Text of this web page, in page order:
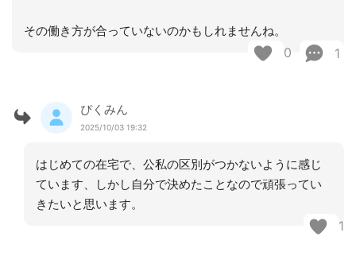
その働き方が合っていないのかもしれませんね。
0 1
ぴくみん
2025/10/03 19:32
はじめての在宅で、公私の区別がつかないように感じ
ています、しかし自分で決めたことなので頑張ってい
きたいと思います。
1